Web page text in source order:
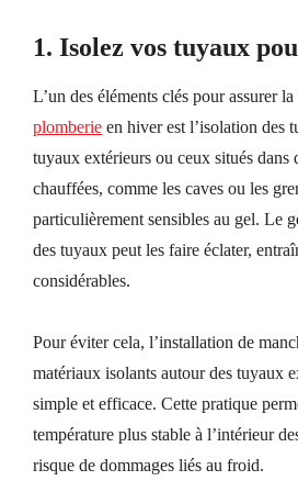
1. Isolez vos tuyaux
L’un des éléments clés pour assurer
plomberie en hiver est l’isolation des
tuyaux extérieurs ou ceux situés dans
chauffées, comme les caves ou les
particulièrement sensibles au gel. Le
des tuyaux peut les faire éclater,
considérables.
Pour éviter cela, l’installation de
matériaux isolants autour des tuyaux
simple et efficace. Cette pratique
température plus stable à l’intérieur
risque de dommages liés au froid.